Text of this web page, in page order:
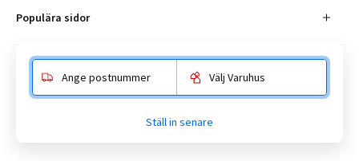
Populära sidor
Enköpingsvägen 41, 177 38 Järfälla.
Ange postnummer Välj Varuhus
Ställ in senare